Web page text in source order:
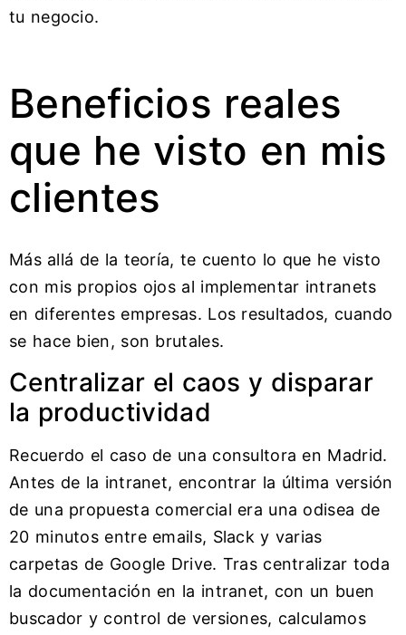
tu negocio.
Beneficios reales
que he visto en mis
clientes
Más allá de la teoría, te cuento lo que he visto
con mis propios ojos al implementar intranets
en diferentes empresas. Los resultados, cuando
se hace bien, son brutales.
Centralizar el caos y disparar
la productividad
Recuerdo el caso de una consultora en Madrid.
Antes de la intranet, encontrar la última versión
de una propuesta comercial era una odisea de
20 minutos entre emails, Slack y varias
carpetas de Google Drive. Tras centralizar toda
la documentación en la intranet, con un buen
buscador y control de versiones, calculamos